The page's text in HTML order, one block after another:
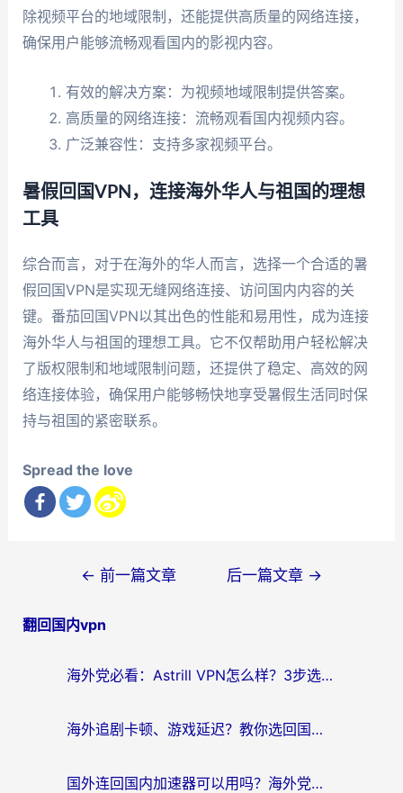
除视频平台的地域限制，还能提供高质量的网络连接，
确保用户能够流畅观看国内的影视内容。
有效的解决方案：为视频地域限制提供答案。
高质量的网络连接：流畅观看国内视频内容。
广泛兼容性：支持多家视频平台。
暑假回国VPN，连接海外华人与祖国的理想
工具
综合而言，对于在海外的华人而言，选择一个合适的暑
假回国VPN是实现无缝网络连接、访问国内内容的关
键。番茄回国VPN以其出色的性能和易用性，成为连接
海外华人与祖国的理想工具。它不仅帮助用户轻松解决
了版权限制和地域限制问题，还提供了稳定、高效的网
络连接体验，确保用户能够畅快地享受暑假生活同时保
持与祖国的紧密联系。
Spread the love
导
← 前一篇文章 后一篇文章 →
翻回国内vpn
海外党必看：Astrill VPN怎么样？3步选对回国加速器实现无缝刷剧玩游戏
海外追剧卡顿、游戏延迟？教你选回国加速器，附免费加速器试用一小时福利
国外连回国内加速器可以用吗？海外党亲测实用指南，解决追剧游戏卡顿难题